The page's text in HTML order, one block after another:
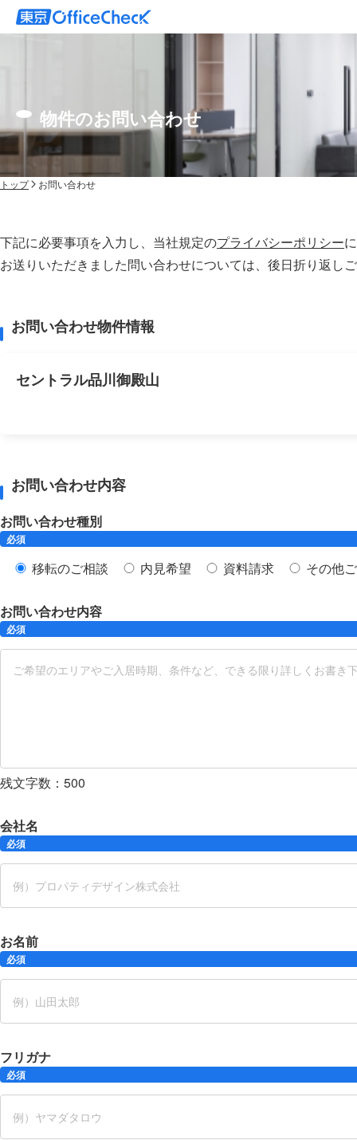
物件のお問い合わせ
トップ お問い合わせ
下記に必要事項を入力し、当社規定のプライバシーポリシー
お送りいただきました問い合わせについては、後⽇折り返し
お問い合わせ物件情報
セントラル品川御殿山
お問い合わせ内容
お問い合わせ種別
必須
移転のご相談 内見希望 資料請求 その他
お問い合わせ内容
必須
残文字数： 500
会社名
必須
お名前
必須
フリガナ
必須